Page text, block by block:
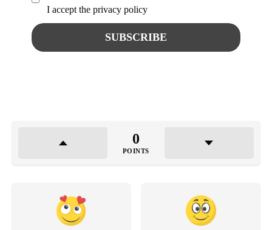
I accept the privacy policy
0
POINTS